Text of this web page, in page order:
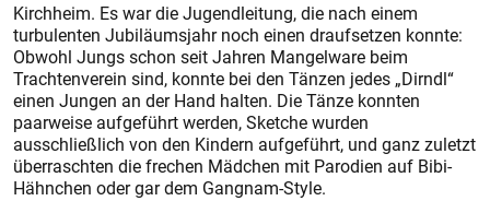
Kirchheim. Es war die Jugendleitung, die nach einem
turbulenten Jubiläumsjahr noch einen draufsetzen konnte:
Obwohl Jungs schon seit Jahren Mangelware beim
Trachtenverein sind, konnte bei den Tänzen jedes „Dirndl“
einen Jungen an der Hand halten. Die Tänze konnten
paarweise aufgeführt werden, Sketche wurden
ausschließlich von den Kindern aufgeführt, und ganz zuletzt
überraschten die frechen Mädchen mit Parodien auf Bibi-
Hähnchen oder gar dem Gangnam-Style.